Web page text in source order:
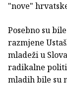
"nove"
Posebno su
razmjene
mladeži u
radikalne
mladih bile su